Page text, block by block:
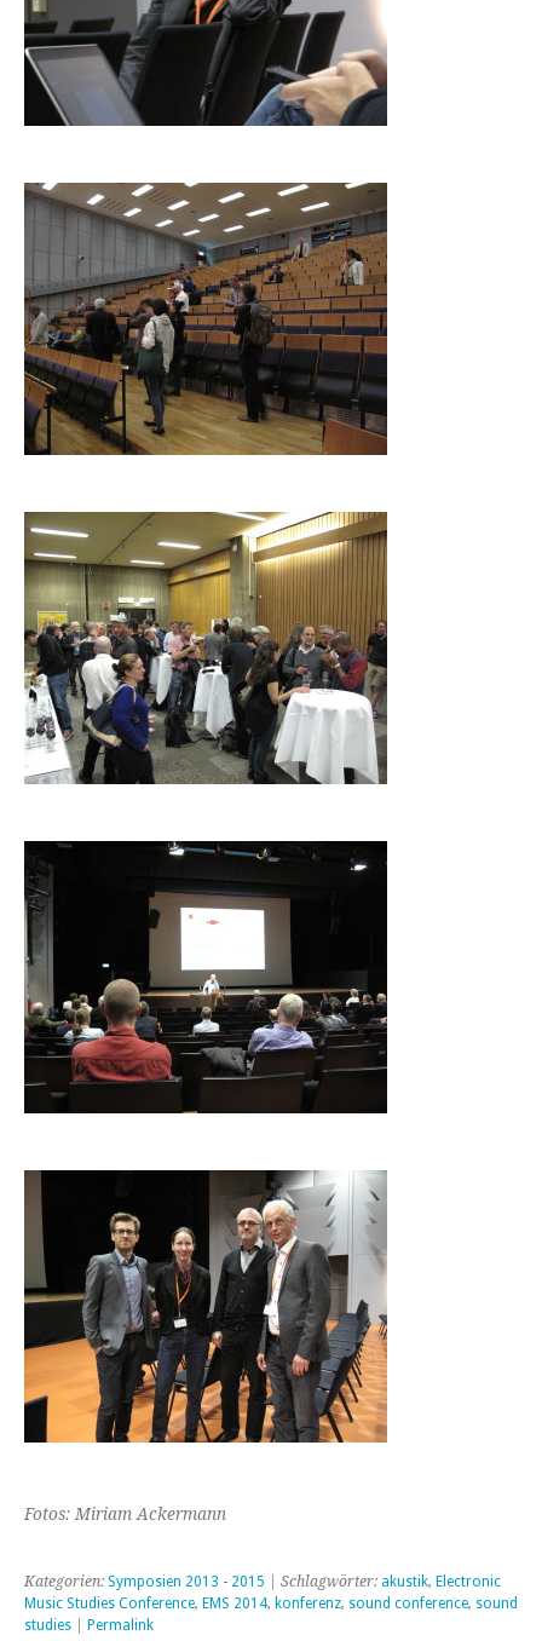
Fotos: Miriam Ackermann
Kategorien: Symposien 2013 - 2015 | Schlagwörter: akustik, Electronic
Music Studies Conference, EMS 2014, konferenz, sound conference, sound
studies
Permalink